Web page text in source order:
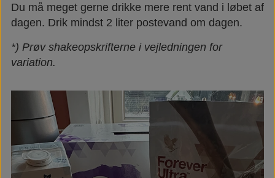
Du må meget gerne drikke mere rent vand i løbet af
dagen. Drik mindst 2 liter postevand om dagen.
*) Prøv shakeopskrifterne i vejledningen for
variation.